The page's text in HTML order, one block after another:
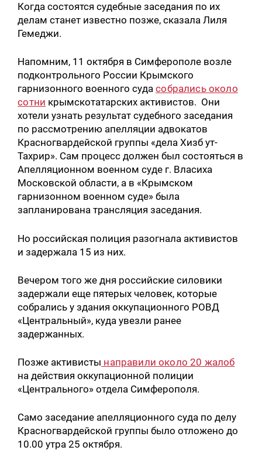
Когда состоятся судебные заседания по их
делам станет известно позже, сказала Лиля
Гемеджи.
Напомним, 11 октября в Симферополе возле
подконтрольного России Крымского
гарнизонного военного судасобрались около
сотни крымскотатарских активистов. Они
хотели узнать результат судебного заседания
по рассмотрению апелляции адвокатов
Красногвардейской группы «дела Хизб ут-
Тахрир». Сам процесс должен был состояться в
Апелляционном военном суде г. Власиха
Московской области, а в «Крымском
гарнизонном военном суде» была
запланирована трансляция заседания.
Но российская полиция разогнала активистов
и задержала 15 из них.
Вечером того же дня российские силовики
задержали еще пятерых человек, которые
собрались у здания оккупационного РОВД
«Центральный», куда увезли ранее
задержанных.
Позже активисты направили около 20 жалоб
на действия оккупационной полиции
«Центрального» отдела Симферополя.
Само заседание апелляционного суда по делу
Красногвардейской группы было отложено до
10.00 утра 25 октября.